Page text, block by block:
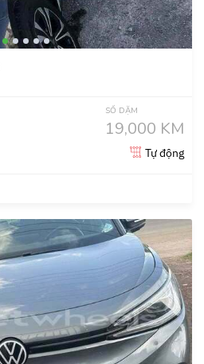
SỐ DẶM
19,000 KM
Tự động